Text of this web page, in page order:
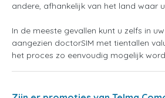
andere, afhankelijk van het land waar
In de meeste gevallen kunt u zelfs in
aangezien doctorSIM met tientallen
het proces zo eenvoudig mogelijk